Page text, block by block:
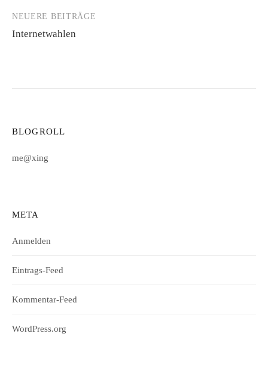
NEUERE BEITRÄGE
Internetwahlen
BLOGROLL
me@xing
META
Anmelden
Eintrags-Feed
Kommentar-Feed
WordPress.org